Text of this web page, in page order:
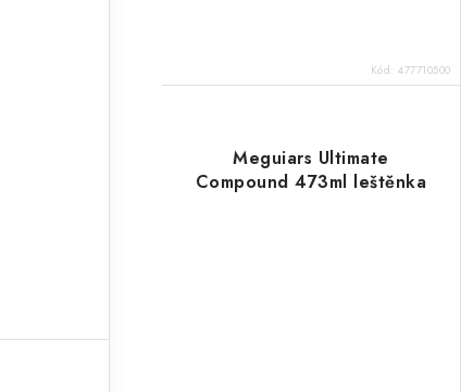
Kód:477710500
Meguiars Ultimate
Compound 473ml leštěnka